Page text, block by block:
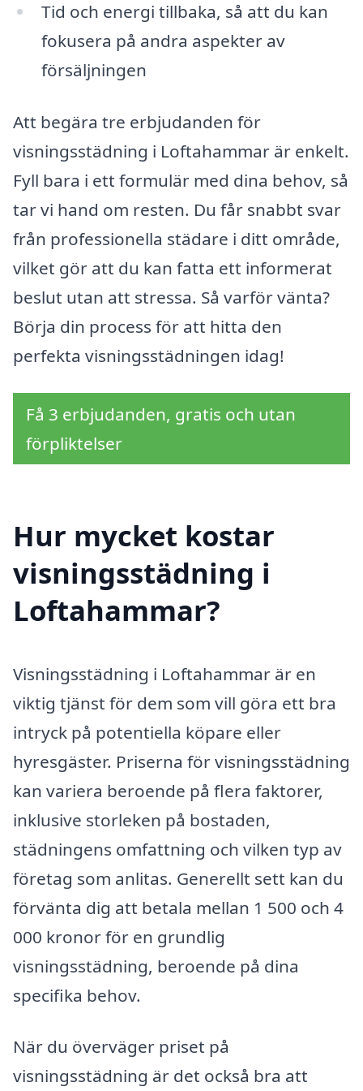
Tid och energi tillbaka, så att du kan
fokusera på andra aspekter av
försäljningen
Att begära tre erbjudanden för
visningsstädning i Loftahammar är enkelt.
Fyll bara i ett formulär med dina behov, så
tar vi hand om resten. Du får snabbt svar
från professionella städare i ditt område,
vilket gör att du kan fatta ett informerat
beslut utan att stressa. Så varför vänta?
Börja din process för att hitta den
perfekta visningsstädningen idag!
Få 3 erbjudanden, gratis och utan
förpliktelser
Hur mycket kostar
visningsstädning i
Loftahammar?
Visningsstädning i Loftahammar är en
viktig tjänst för dem som vill göra ett bra
intryck på potentiella köpare eller
hyresgäster. Priserna för visningsstädning
kan variera beroende på flera faktorer,
inklusive storleken på bostaden,
städningens omfattning och vilken typ av
företag som anlitas. Generellt sett kan du
förvänta dig att betala mellan 1 500 och 4
000 kronor för en grundlig
visningsstädning, beroende på dina
specifika behov.
När du överväger priset på
visningsstädning är det också bra att